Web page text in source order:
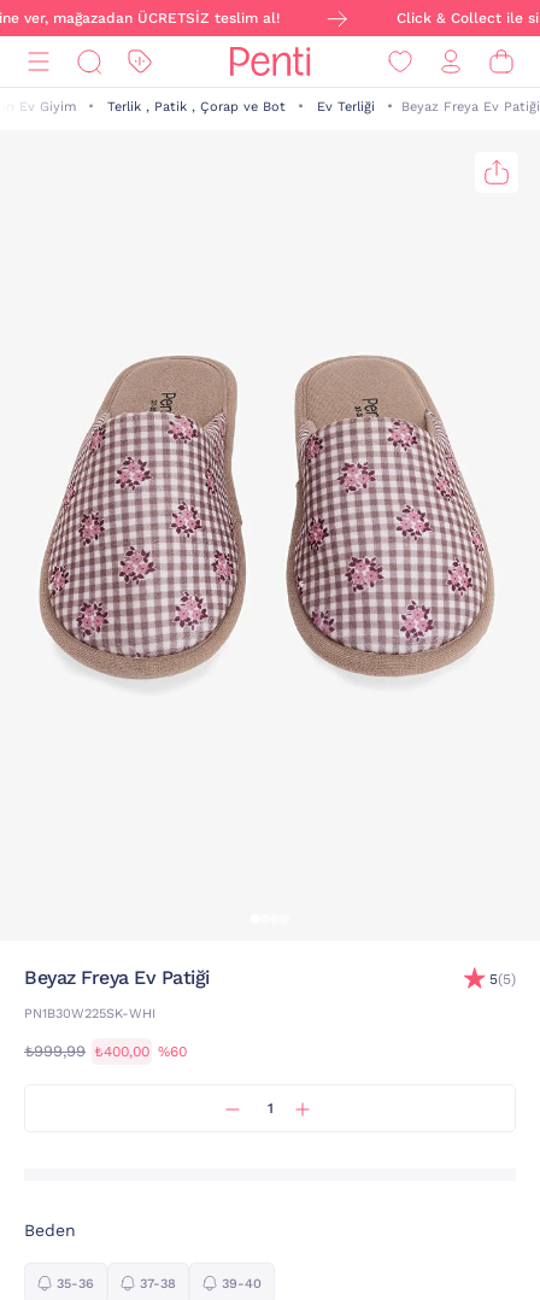
mağazadan ÜCRETSİZ teslim al! Click & Collect ile
Ev Giyim Terlik , Patik , Çorap ve Bot Ev Terliği Beyaz Freya Ev Patiği
Beyaz Freya Ev Patiği
PN1B30W225SK-WHI
5(5)
₺999,99 ₺400,00 %60
Beden
35-36 37-38 39-40